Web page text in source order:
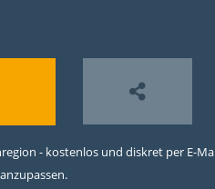
- kostenlos und diskret per E-